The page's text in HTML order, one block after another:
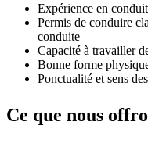
Expérience en
Permis de conduire
conduite
Capacité à travailler
Bonne forme
Ponctualité et sens
Ce que nous